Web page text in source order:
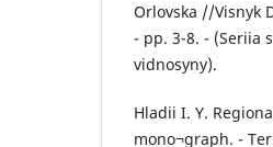
Orlovska //Visnyk
- pp. 3-8. - (Seriia
vidnosyny).
Hladii I. Y.
mono¬graph. -